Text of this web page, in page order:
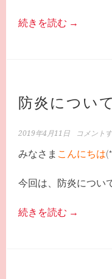
続きを読む →
防炎について
2019年4月11日 コメント
みなさま こんにちは
今回は、防炎につい
続きを読む →